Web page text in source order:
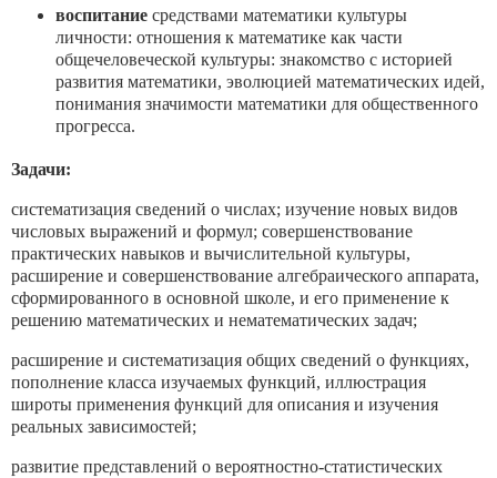
воспитание средствами математики культуры
личности: отношения к математике как части
общечеловеческой культуры: знакомство с историей
развития математики, эволюцией математических идей,
понимания значимости математики для общественного
прогресса.
Задачи:
систематизация сведений о числах; изучение новых видов
числовых выражений и формул; совершенствование
практических навыков и вычислительной культуры,
расширение и совершенствование алгебраического аппарата,
сформированного в основной школе, и его применение к
решению математических и нематематических задач;
расширение и систематизация общих сведений о функциях,
пополнение класса изучаемых функций, иллюстрация
широты применения функций для описания и изучения
реальных зависимостей;
развитие представлений о вероятностно-статистических